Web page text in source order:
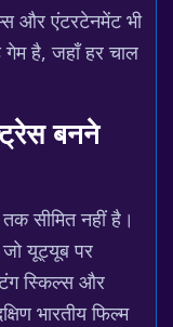
और एंटरटेनमेंट भी
है, जहाँ हर चाल
बनने
सीमित नहीं है।
जो यूट्यूब पर
स्किल्स और
भारतीय फिल्म